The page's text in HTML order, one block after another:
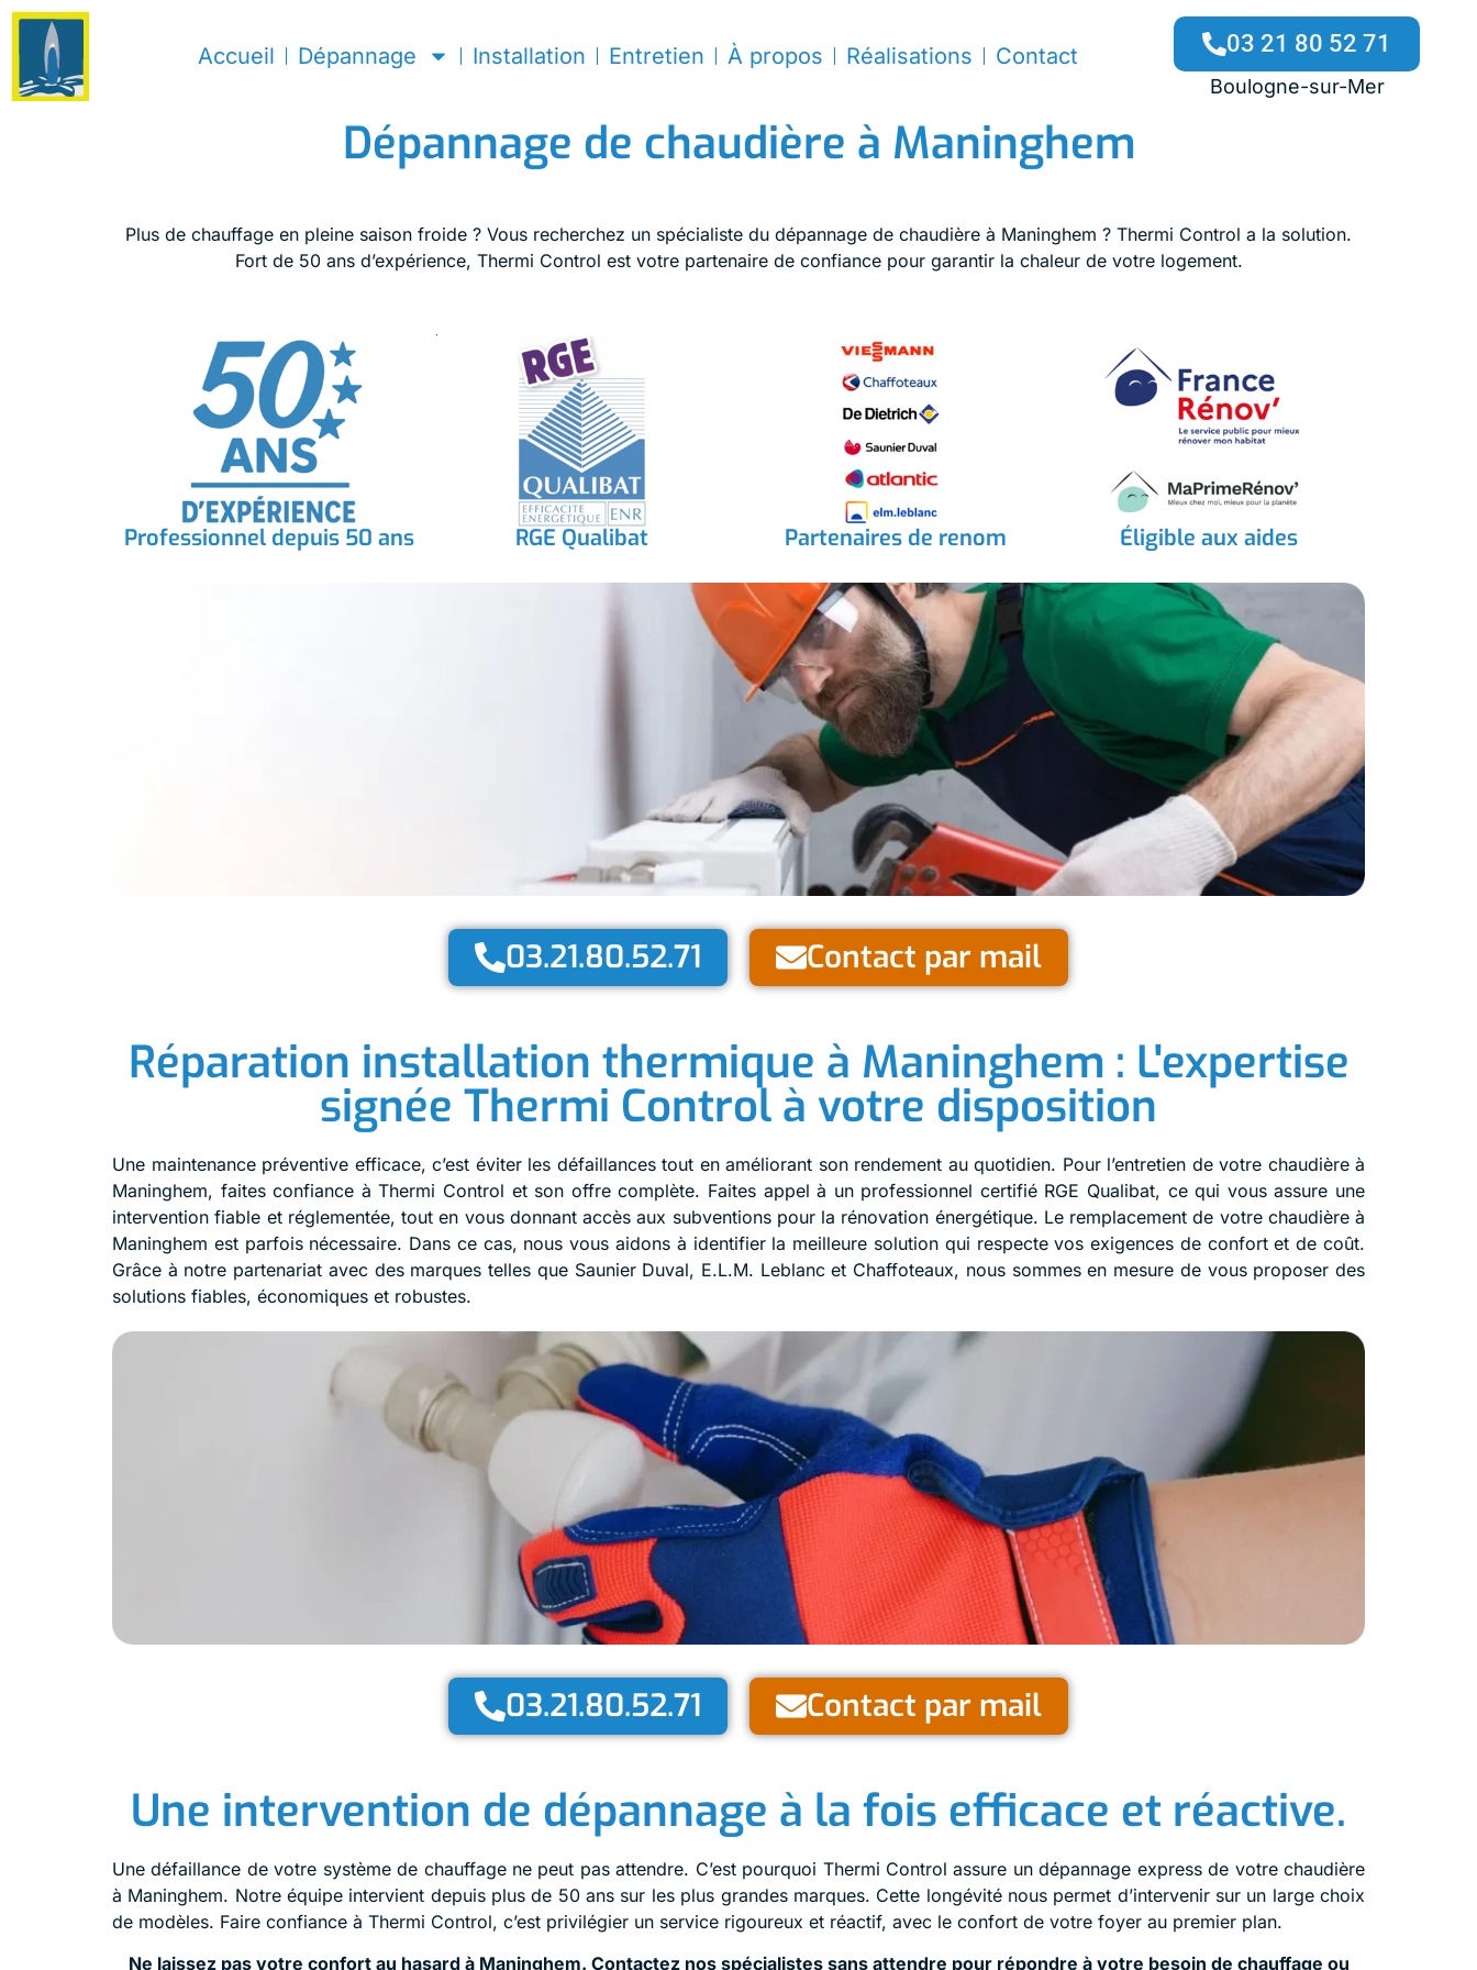
Accueil Dépannage Installation Entretien À propos Réalisations Contact 03 21 80 52 71
Boulogne-sur-Mer
Dépannage de chaudière à Maninghem
Plus de chauffage en pleine saison froide ? Vous recherchez un spécialiste du dépannage de chaudière à Maninghem ? Thermi Control a la solution.
Fort de 50 ans d’expérience, Thermi Control est votre partenaire de confiance pour garantir la chaleur de votre logement.
Professionnel depuis 50 ans RGE Qualibat Partenaires de renom Éligible aux aides
03.21.80.52.71 Contact par mail
Réparation installation thermique à Maninghem : L'expertise
signée Thermi Control à votre disposition
Une maintenance préventive efficace, c’est éviter les défaillances tout en améliorant son rendement au quotidien. Pour l’entretien de votre chaudière à
Maninghem, faites confiance à Thermi Control et son offre complète. Faites appel à un professionnel certifié RGE Qualibat, ce qui vous assure une
intervention fiable et réglementée, tout en vous donnant accès aux subventions pour la rénovation énergétique. Le remplacement de votre chaudière à
Maninghem est parfois nécessaire. Dans ce cas, nous vous aidons à identifier la meilleure solution qui respecte vos exigences de confort et de coût.
Grâce à notre partenariat avec des marques telles que Saunier Duval, E.L.M. Leblanc et Chaffoteaux, nous sommes en mesure de vous proposer des
solutions fiables, économiques et robustes.
03.21.80.52.71 Contact par mail
Une intervention de dépannage à la fois efficace et réactive.
Une défaillance de votre système de chauffage ne peut pas attendre. C’est pourquoi Thermi Control assure un dépannage express de votre chaudière
à Maninghem. Notre équipe intervient depuis plus de 50 ans sur les plus grandes marques. Cette longévité nous permet d’intervenir sur un large choix
de modèles. Faire confiance à Thermi Control, c’est privilégier un service rigoureux et réactif, avec le confort de votre foyer au premier plan.
Ne laissez pas votre confort au hasard à Maninghem. Contactez nos spécialistes sans attendre pour répondre à votre besoin de chauffage ou